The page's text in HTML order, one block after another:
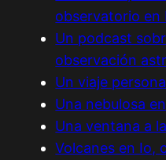
observatorio en
Un podcast
observación
Un viaje
Una nebulosa
Una ventana a
Volcanes en Io,